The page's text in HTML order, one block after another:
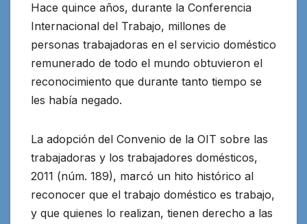
Hace quince años, durante la Conferencia
Internacional del Trabajo, millones de
personas trabajadoras en el servicio doméstico
remunerado de todo el mundo obtuvieron el
reconocimiento que durante tanto tiempo se
les había negado.
La adopción del Convenio de la OIT sobre las
trabajadoras y los trabajadores domésticos,
2011 (núm. 189), marcó un hito histórico al
reconocer que el trabajo doméstico es trabajo,
y que quienes lo realizan, tienen derecho a las